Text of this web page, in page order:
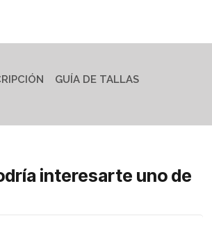
GUÍA DE TALLAS
interesarte uno de